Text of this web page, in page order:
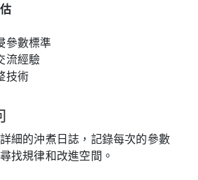
參數標準
流經驗
技術
詳細的沖煮日誌，記錄每次的參數
找規律和改進空間。